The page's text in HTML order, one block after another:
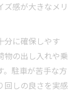
ズ感が大きなメリ
分に確保しやす
物の出し入れや乗
。駐車が苦手な方
回しの良さを実感